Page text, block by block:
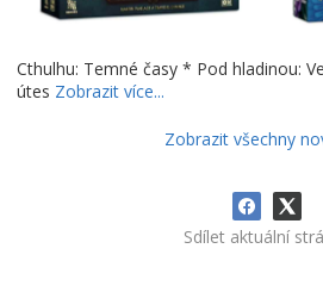
Cthulhu: Temné časy * Pod hladinou:
útes Zobrazit více...
Zobrazit všechny
Sdílet aktuální